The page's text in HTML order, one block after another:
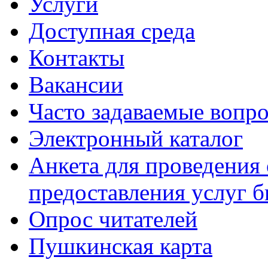
Доступная среда
Контакты
Вакансии
Часто задаваемые
Электронный каталог
Анкета для проведения
предоставления услуг
Опрос читателей
Пушкинская карта